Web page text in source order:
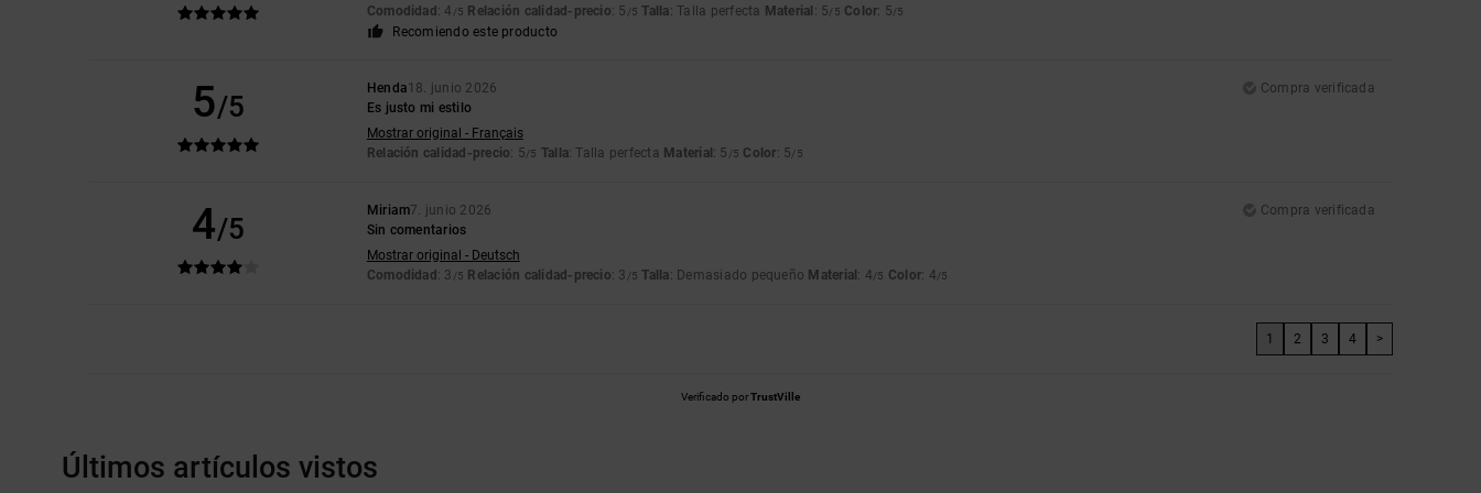
Comodidad : 4 /5 Relación calidad-precio: 5 /5 Talla: Talla perfecta Material : 5/5 Color: 5/5
Recomiendo este producto
5/5
Henda18. junio 2026
Compra verificada
Es justo mi estilo
Mostrar original - Français
Relación calidad-precio: 5/5 Talla: Talla perfecta Material : 5 /5 Color: 5/5
4/5
Miriam7. junio 2026
Compra verificada
Sin comentarios
Mostrar original - Deutsch
Comodidad : 3 /5 Relación calidad-precio: 3 /5 Talla: Demasiado pequeño Material : 4/5 Color: 4/5
1 2 3 4 >
Verificado porTrustVille
Últimos artículos vistos